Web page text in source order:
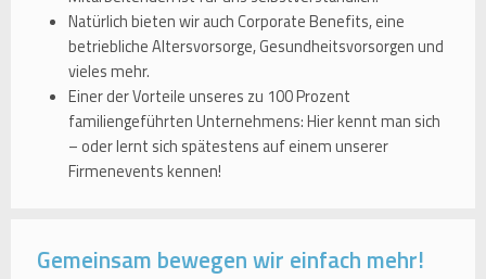
Natürlich bieten wir auch Corporate Benefits, eine
betriebliche Altersvorsorge, Gesundheitsvorsorgen und
vieles mehr.
Einer der Vorteile unseres zu 100 Prozent
familiengeführten Unternehmens: Hier kennt man sich
– oder lernt sich spätestens auf einem unserer
Firmenevents kennen!
Gemeinsam bewegen wir einfach mehr!